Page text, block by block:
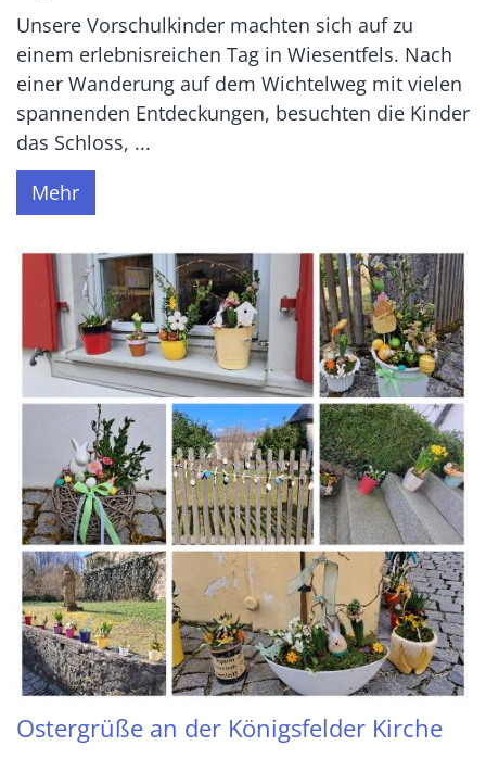
Unsere Vorschulkinder machten sich auf zu
einem erlebnisreichen Tag in Wiesentfels. Nach
einer Wanderung auf dem Wichtelweg mit vielen
spannenden Entdeckungen, besuchten die Kinder
das Schloss, ...
Mehr
Ostergrüße an der Königsfelder Kirche